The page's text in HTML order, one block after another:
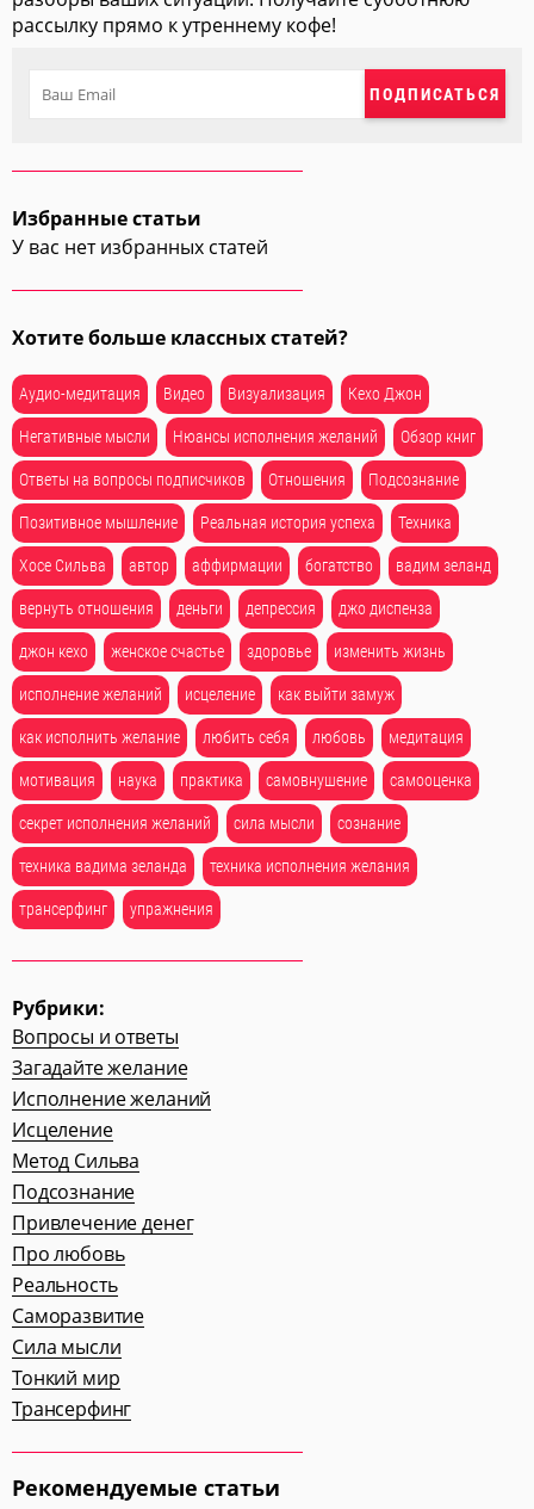
рассылку прямо к утреннему кофе!
ПОДПИСАТЬСЯ
Избранные статьи
У вас нет избранных статей
Хотите больше классных статей?
Аудио-медитация Видео Визуализация Кехо Джон
Негативные мысли Нюансы исполнения желаний Обзор книг
Ответы на вопросы подписчиков Отношения Подсознание
Позитивное мышление Реальная история успеха Техника
Хосе Сильва автор аффирмации богатство вадим зеланд
вернуть отношения деньги депрессия джо диспенза
джон кехо женское счастье здоровье изменить жизнь
исполнение желаний исцеление как выйти замуж
как исполнить желание любить себя любовь медитация
мотивация наука практика самовнушение самооценка
секрет исполнения желаний сила мысли сознание
техника вадима зеланда техника исполнения желания
трансерфинг упражнения
Рубрики:
Вопросы и ответы
Загадайте желание
Исполнение желаний
Исцеление
Метод Сильва
Подсознание
Привлечение денег
Про любовь
Реальность
Саморазвитие
Сила мысли
Тонкий мир
Трансерфинг
Рекомендуемые статьи